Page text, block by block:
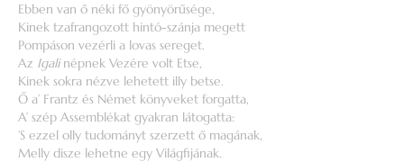
Ebben van ő néki fő gyönyörűsége,
Kinek tzafrangozott hintó-szánja megett
Pompáson vezérli a lovas sereget.
Az Igalinépnek Vezére volt Etse,
Kinek sokra nézve lehetett illy betse.
Ő a’ Frantz és Német könyveket forgatta,
A’ szép Assemblékat gyakran látogatta:
’S ezzel olly tudományt szerzett ő magának,
Melly disze lehetne egy Világfijának.